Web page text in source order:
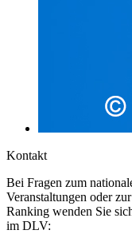
Kontakt
Bei Fragen zum
Veranstaltungen oder
Ranking wenden Sie
im DLV: